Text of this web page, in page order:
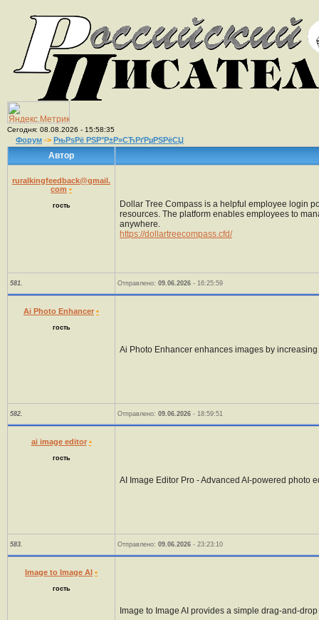
Сегодня: 08.08.2026 - 15:58:35
Форум -> РњРѕРё РЅР°Р±Р»СЋРґРµРЅРёСЏ
Автор
ruralkingfeedback@gmail.
com •
гость
Dollar Tree Compass is a helpful employee login
resources. The platform enables employees to
anywhere.
https://dollartreecompass.cfd/
581. Отправлено: 09.06.2026 - 16:25:59
Ai Photo Enhancer •
гость
Ai Photo Enhancer enhances images by
582. Отправлено: 09.06.2026 - 18:59:51
ai image editor •
гость
AI Image Editor Pro - Advanced AI-powered photo
583. Отправлено: 09.06.2026 - 23:23:10
Image to Image AI •
гость
Image to Image AI provides a simple drag-and-